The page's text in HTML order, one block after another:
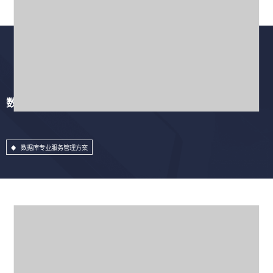
数据库专业服务管理方案
数据库专业服务管理方案